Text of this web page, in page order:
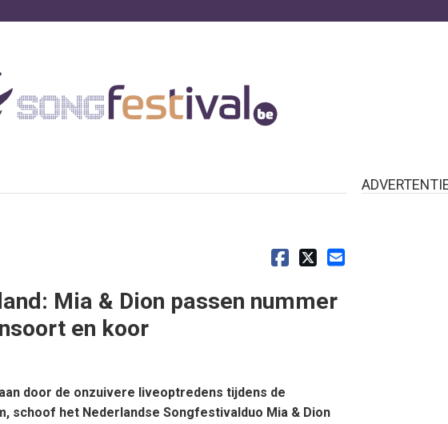
Mia & Dion passen nummer
en koor
door de onzuivere liveoptredens tijdens de
schoof het Nederlandse Songfestivalduo Mia & Dion